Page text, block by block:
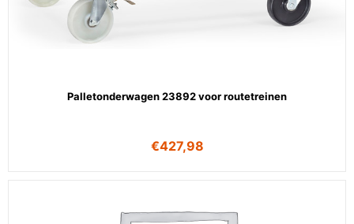
Palletonderwagen 23892 voor routetreinen
€427,98